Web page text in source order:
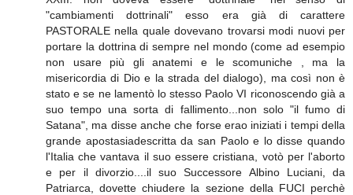
"cambiamenti dottrinali" esso era già di carattere
PASTORALE nella quale dovevano trovarsi modi nuovi per
portare la dottrina di sempre nel mondo (come ad esempio
non usare più gli anatemi e le scomuniche , ma la
misericordia di Dio e la strada del dialogo), ma così non è
stato e se ne lamentò lo stesso Paolo VI riconoscendo già a
suo tempo una sorta di fallimento...non solo "il fumo di
Satana", ma disse anche che forse erao iniziati i tempi della
grande apostasiadescritta da san Paolo e lo disse quando
l'Italia che vantava il suo essere cristiana, votò per l'aborto
e per il divorzio....il suo Successore Albino Luciani, da
Patriarca, dovette chiudere la sezione della FUCI perchè